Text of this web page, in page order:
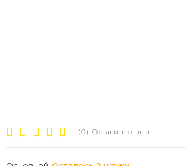
(0) Оставить отзыв